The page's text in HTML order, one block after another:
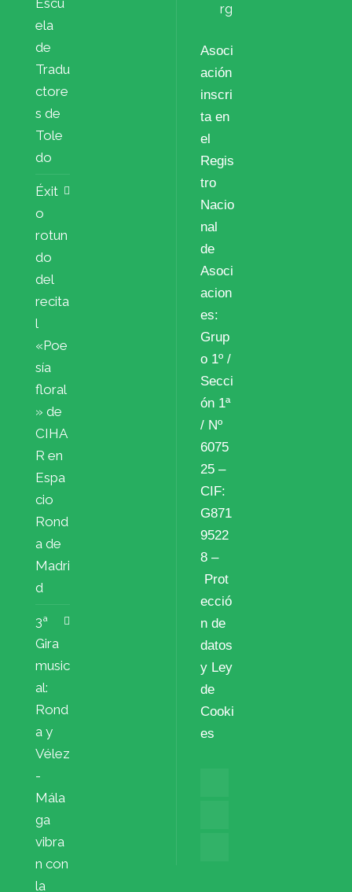
Escu
ela
de
Tradu
ctore
s de
Tole
do
Éxit
o
rotun
do
del
recita
l
«Poe
sía
floral
» de
CIHA
R en
Espa
cio
Rond
a de
Madri
d
3ª
Gira
music
al:
Rond
a y
Vélez
-
Mála
ga
vibra
n con
la
rg
Asoci
ación
inscri
ta en
el
Regis
tro
Nacio
nal
de
Asoci
acion
es:
Grup
o 1º /
Secci
ón 1ª
/ Nº
6075
25 –
CIF:
G871
9522
8 –
Prot
ecció
n de
datos
y Ley
de
Cooki
es